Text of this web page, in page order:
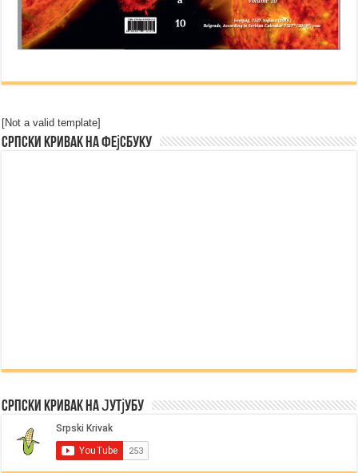
[Not a valid template]
Српски Кривак на Фејсбуку
Српски Кривак на Јутјубу